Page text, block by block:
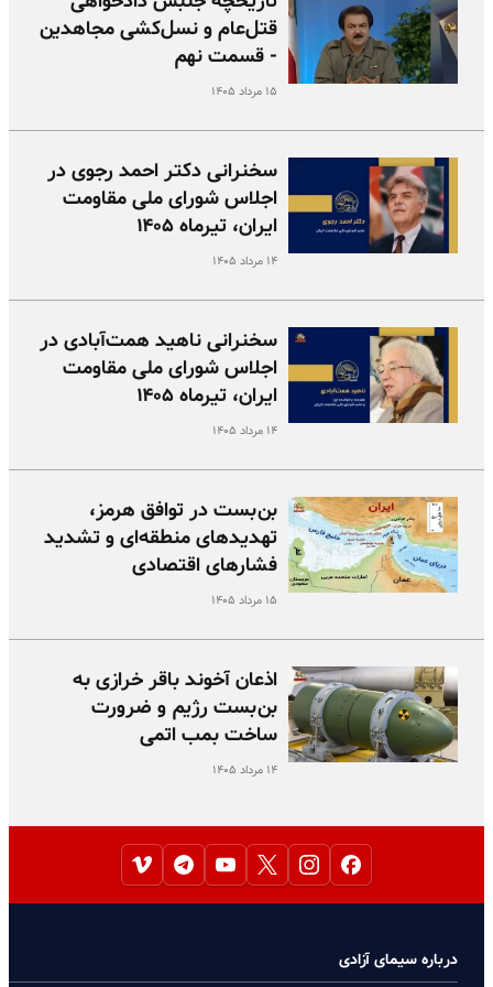
قتل‌عام و نسل‌کشی مجاهدین
- قسمت نهم
۱۵ مرداد ۱۴۰۵
سخنرانی دکتر احمد رجوی در
اجلاس شورای ملی مقاومت
ایران، تیرماه ۱۴۰۵
۱۴ مرداد ۱۴۰۵
سخنرانی ناهید همت‌آبادی در
اجلاس شورای ملی مقاومت
ایران، تیرماه ۱۴۰۵
۱۴ مرداد ۱۴۰۵
بن‌بست در توافق هرمز،
تهدیدهای منطقه‌ای و تشدید
فشارهای اقتصادی
۱۵ مرداد ۱۴۰۵
اذعان آخوند باقر خرازی به
بن‌بست رژیم و ضرورت
ساخت بمب اتمی
۱۴ مرداد ۱۴۰۵
درباره سیمای آزادی